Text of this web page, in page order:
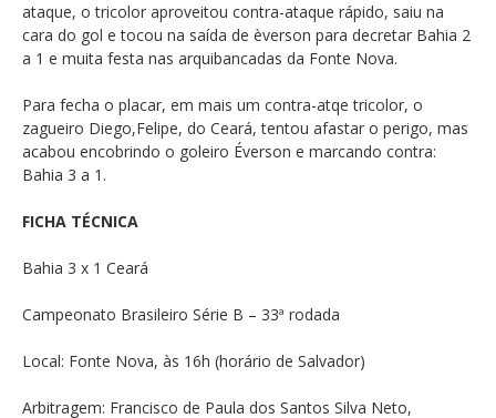
ataque, o tricolor aproveitou contra-ataque rápido, saiu na
cara do gol e tocou na saída de èverson para decretar Bahia 2
a 1 e muita festa nas arquibancadas da Fonte Nova.
Para fecha o placar, em mais um contra-atqe tricolor, o
zagueiro Diego,Felipe, do Ceará, tentou afastar o perigo, mas
acabou encobrindo o goleiro Éverson e marcando contra:
Bahia 3 a 1.
FICHA TÉCNICA
Bahia 3 x 1 Ceará
Campeonato Brasileiro Série B – 33ª rodada
Local: Fonte Nova, às 16h (horário de Salvador)
Arbitragem: Francisco de Paula dos Santos Silva Neto,